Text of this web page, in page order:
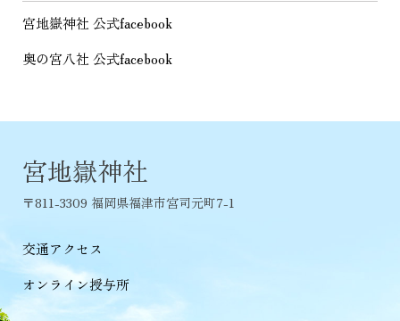
宮地嶽神社 公式facebook
奥の宮八社 公式facebook
宮地嶽神社
〒811-3309 福岡県福津市宮司元町7-1
交通アクセス
オンライン授与所